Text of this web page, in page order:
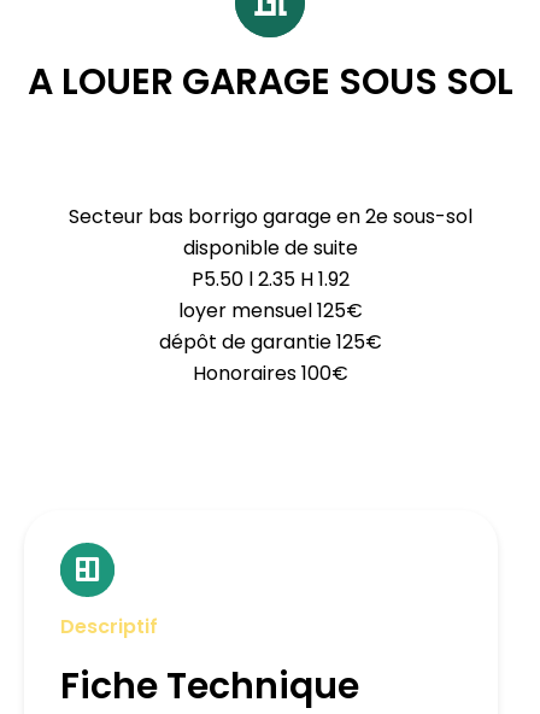
A LOUER GARAGE SOUS SOL
Secteur bas borrigo garage en 2e sous-sol
disponible de suite
P5.50 l 2.35 H 1.92
loyer mensuel 125€
dépôt de garantie 125€
Honoraires 100€
Descriptif
Fiche Technique